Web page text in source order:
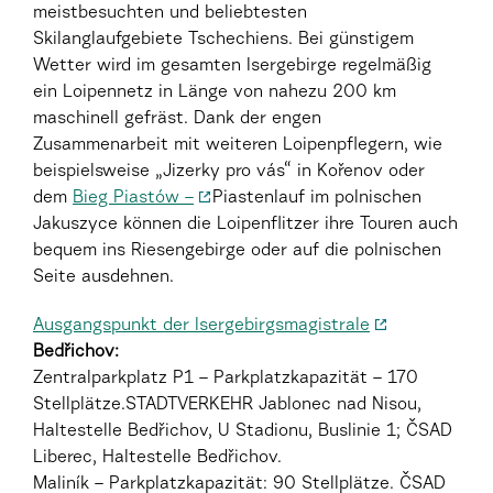
meistbesuchten und beliebtesten
Skilanglaufgebiete Tschechiens. Bei günstigem
Wetter wird im gesamten Isergebirge regelmäßig
ein Loipennetz in Länge von nahezu 200 km
maschinell gefräst. Dank der engen
Zusammenarbeit mit weiteren Loipenpflegern, wie
beispielsweise „Jizerky pro vás“ in Kořenov oder
dem Bieg Piastów –
Piastenlauf im polnischen
Jakuszyce können die Loipenflitzer ihre Touren auch
bequem ins Riesengebirge oder auf die polnischen
Seite ausdehnen.
Ausgangspunkt der Isergebirgsmagistrale
Bedřichov:
Zentralparkplatz P1 – Parkplatzkapazität – 170
Stellplätze.STADTVERKEHR Jablonec nad Nisou,
Haltestelle Bedřichov, U Stadionu, Buslinie 1; ČSAD
Liberec, Haltestelle Bedřichov.
Maliník – Parkplatzkapazität: 90 Stellplätze. ČSAD